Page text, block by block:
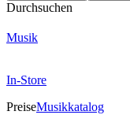
Durchsuchen
Musik
In-Store
PreiseMusikkatalog